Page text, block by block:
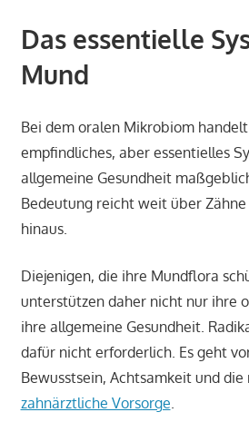
Das essentielle
Mund
Bei dem oralen Mikrobiom
empfindliches, aber essentielles
allgemeine Gesundheit
Bedeutung reicht weit über
hinaus.
Diejenigen, die ihre Mundflora
unterstützen daher nicht nur ihre
ihre allgemeine Gesundheit.
dafür nicht erforderlich. Es geht
Bewusstsein, Achtsamkeit und
zahnärztliche Vorsorge